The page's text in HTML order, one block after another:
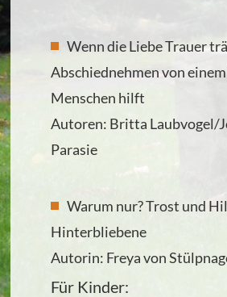
Wenn die Liebe Trauer
Abschiednehmen von
Menschen hilft
Autoren: Britta Laubvogel/
Parasie
Warum nur? Trost und
Hinterbliebene
Autorin: Freya von
Für Kinder: